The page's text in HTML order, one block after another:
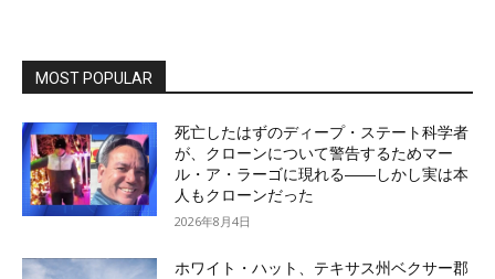
MOST POPULAR
死亡したはずのディープ・ステート科学者
が、クローンについて警告するためマー
ル・ア・ラーゴに現れる――しかし実は本
人もクローンだった
2026年8月4日
ホワイト・ハット、テキサス州ベクサー郡